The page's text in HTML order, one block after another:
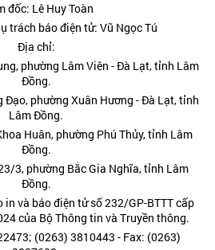
đốc: Lê Huy Toàn
trách báo điện tử: Vũ Ngọc Tú
Địa chỉ:
phường Lâm Viên - Đà Lạt, tỉnh Lâm
Đồng.
Đạo, phường Xuân Hương - Đà Lạt, tỉnh
Lâm Đồng.
Huân, phường Phú Thủy, tỉnh Lâm
Đồng.
3, phường Bắc Gia Nghĩa, tỉnh Lâm
Đồng.
và báo điện tử số 232/GP-BTTT cấp
của Bộ Thông tin và Truyền thông.
(0263) 3810443 - Fax: (0263)